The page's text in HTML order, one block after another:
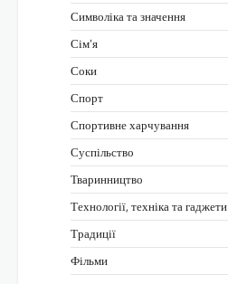
Символіка та значення
Сім’я
Соки
Спорт
Спортивне харчування
Суспільство
Тваринництво
Технології, техніка та гаджети
Традиції
Фільми